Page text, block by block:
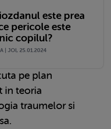
este prea
pericole este
copilul?
| JOI, 25.01.2024
pe plan
in teoria
traumelor si